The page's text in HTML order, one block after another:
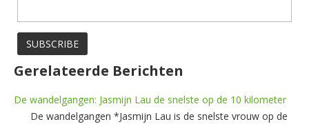
Gerelateerde Berichten
De wandelgangen: Jasmijn Lau de snelste op de 10 kilometer
De wandelgangen *Jasmijn Lau is de snelste vrouw op de